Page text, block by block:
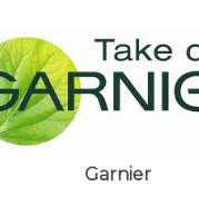
Garnier